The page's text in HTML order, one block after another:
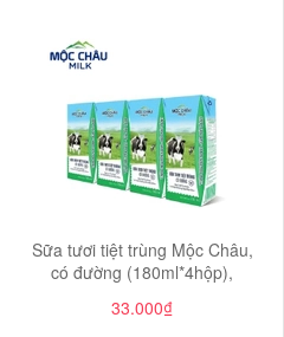
Sữa tươi tiệt trùng Mộc Châu,
có đường (180ml*4hộp),
33.000₫